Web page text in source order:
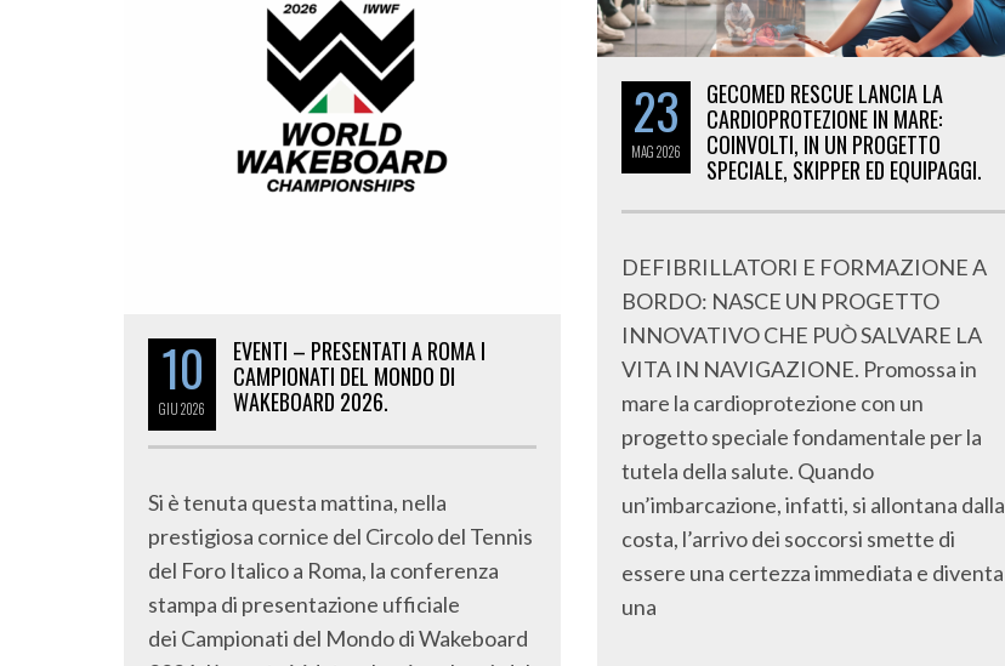
10
GIU2026
EVENTI – PRESENTATI A ROMA I
CAMPIONATI DEL MONDO DI
WAKEBOARD 2026.
Si è tenuta questa mattina, nella
prestigiosa cornice del Circolo del Tennis
del Foro Italico a Roma, la conferenza
stampa di presentazione ufficiale
dei Campionati del Mondo di Wakeboard
23
MAG2026
GECOMED RESCUE LANCIA LA
CARDIOPROTEZIONE IN MARE:
COINVOLTI, IN UN PROGETTO
SPECIALE, SKIPPER ED EQUIPAGGI.
DEFIBRILLATORI E FORMAZIONE A
BORDO: NASCE UN PROGETTO
INNOVATIVO CHE PUÒ SALVARE LA
VITA IN NAVIGAZIONE. Promossa in
mare la cardioprotezione con un
progetto speciale fondamentale per la
tutela della salute. Quando
un’imbarcazione, infatti, si allontana dalla
costa, l’arrivo dei soccorsi smette di
essere una certezza immediata e diventa
una